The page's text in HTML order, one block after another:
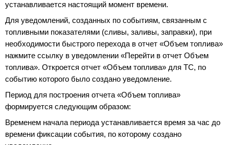
устанавливается настоящий момент времени.
Для уведомлений, созданных по событиям, связанным с
топливными показателями (сливы, заливы, заправки), при
необходимости быстрого перехода в отчет «Объем топлива»
нажмите ссылку в уведомлении «Перейти в отчет Объем
топлива». Откроется отчет «Объем топлива» для ТС, по
событию которого было создано уведомление.
Период для построения отчета «Объем топлива»
формируется следующим образом:
Временем начала периода устанавливается время за час до
времени фиксации события, по которому создано